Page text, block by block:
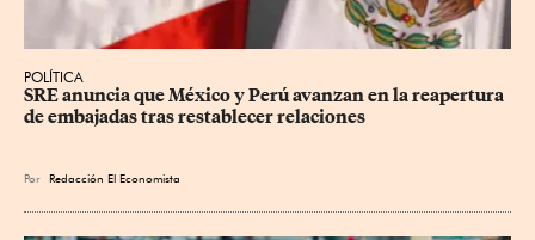
POLÍTICA
SRE anuncia que México y Perú avanzan en la reapertura
de embajadas tras restablecer relaciones
Por Redacción El Economista